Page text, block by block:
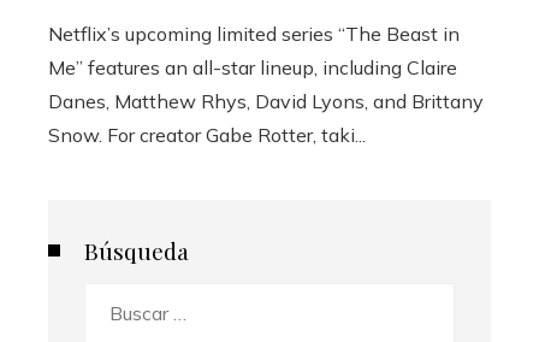
Netflix’s upcoming limited series “The Beast in
Me” features an all-star lineup, including Claire
Danes, Matthew Rhys, David Lyons, and Brittany
Snow. For creator Gabe Rotter, taki...
Búsqueda